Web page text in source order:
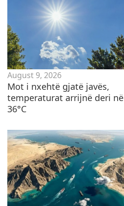
August 9, 2026
Mot i nxehtë gjatë javës,
temperaturat arrijnë deri në
36°C